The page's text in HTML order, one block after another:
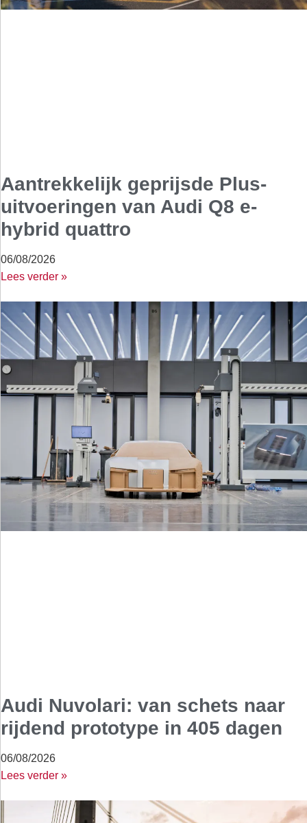
Aantrekkelijk geprijsde Plus-
uitvoeringen van Audi Q8 e-
hybrid quattro
06/08/2026
Lees verder »
Audi Nuvolari: van schets naar
rijdend prototype in 405 dagen
06/08/2026
Lees verder »